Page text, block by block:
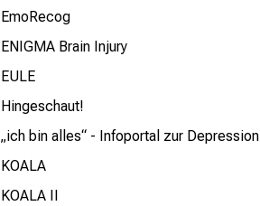
EmoRecog
ENIGMA Brain Injury
EULE
Hingeschaut!
„ich bin alles“ - Infoportal zur Depression
KOALA
KOALA II